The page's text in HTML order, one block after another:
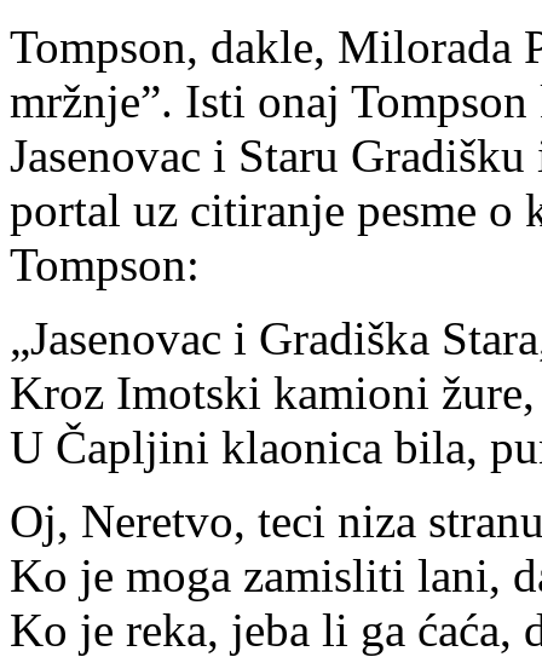
Tompson, dakle, Milorada
mržnje”. Isti onaj
Jasenovac i Staru
portal uz citiranje pesme o
Tompson:
„Jasenovac i Gradiška
Kroz Imotski kamioni žure,
U Čapljini klaonica bila,
Oj, Neretvo, teci niza
Ko je moga zamisliti lani,
Ko je reka, jeba li ga ćaća,